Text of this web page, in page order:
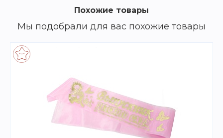
Похожие товары
Мы подобрали для вас похожие товары